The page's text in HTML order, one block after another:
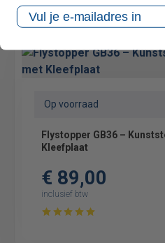
Op voorraad
Flystopper GB36 –
Kleefplaat
€ 89,00
inclusief btw
Email